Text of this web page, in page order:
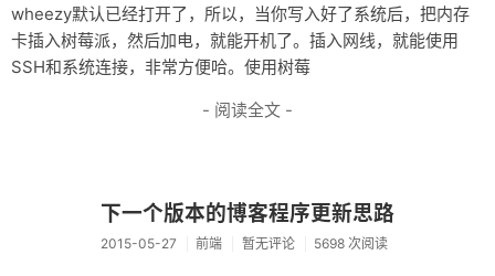
折腾
手机
前端
资料仓库
废话
wheezy默认已经打开了，所以，当你写入好了系统后，把内存
卡插入树莓派，然后加电，就能开机了。插入网线，就能使用
SSH和系统连接，非常方便哈。使用树莓
- 阅读全文 -
下一个版本的博客程序更新思路
2015-05-27 前端 暂无评论 5698 次阅读